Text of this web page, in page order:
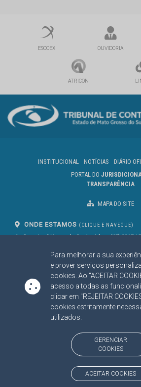
Para melhorar a sua
e prover serviços
cookies. Ao "ACEITAR
acesso a todas as
clicar em "REJEITAR
cookies estritamente
utilizados.
GERENCIAR
COOKIES
ACEITAR COOKIES
ESCOEX OUVIDORIA
ATRICON
INSTITUCIONAL NOTÍCIAS DIÁRIO
PORTAL DO
TRANSPARÊNCIA
MAPA DO SITE
ONDE ESTAMOS (CLIQUE E NAVEGUE)
Av. Des. José Nunes da Cunha, bloco
Campo Grande/MS
CEP: 79031-310
(67) 3317-
SIGA NOSSAS REDES SOCIAIS
Linked InYoutube
Facebook
X
BAIXE NOSSO APLICATIVO